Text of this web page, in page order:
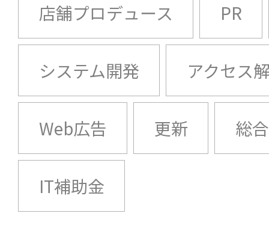
店舗プロデュース PR
システム開発 アクセス
Web広告 更新 総
IT補助金